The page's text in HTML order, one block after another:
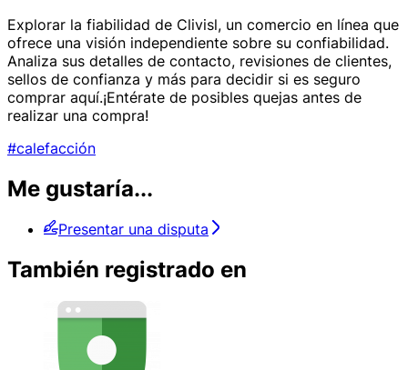
Explorar la fiabilidad de Clivisl, un comercio en línea que
ofrece una visión independiente sobre su confiabilidad.
Analiza sus detalles de contacto, revisiones de clientes,
sellos de confianza y más para decidir si es seguro
comprar aquí.¡Entérate de posibles quejas antes de
realizar una compra!
#calefacción
Me gustaría...
Presentar una disputa
También registrado en